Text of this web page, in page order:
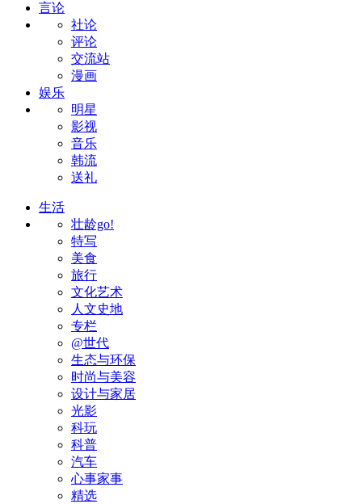
言论
社论
评论
交流站
漫画
娱乐
明星
影视
音乐
韩流
送礼
生活
壮龄go!
特写
美食
旅行
文化艺术
人文史地
专栏
@世代
生态与环保
时尚与美容
设计与家居
光影
科玩
科普
汽车
心事家事
精选